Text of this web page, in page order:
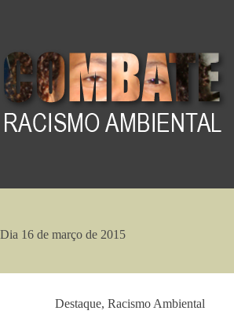
Dia 16 de março de 2015
Destaque, Racismo Ambiental